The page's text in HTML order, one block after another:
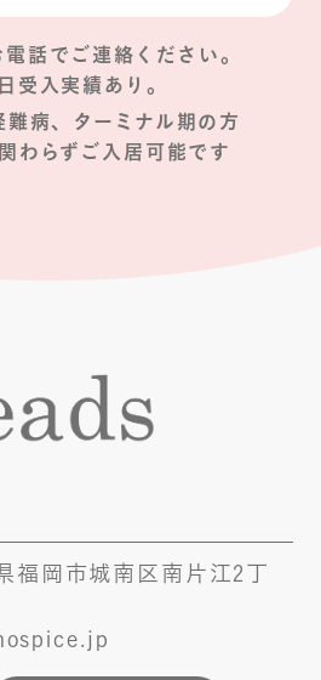
話でご連絡ください。
受入実績あり。
病、ターミナル期の方
わらずご入居可能です
福岡市城南区南片江2丁